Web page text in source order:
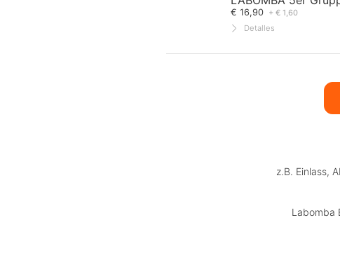
€ 16,90 + € 1,60
Detalles
z.B. Einlass,
Labomba